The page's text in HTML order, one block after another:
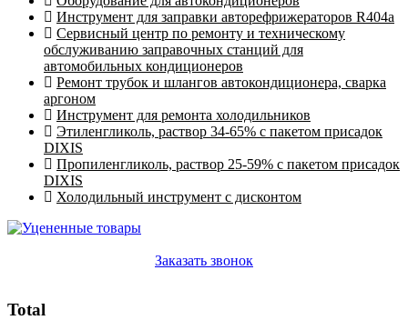
Инструмент для заправки авторефрижераторов R404a
Сервисный центр по ремонту и техническому
обслуживанию заправочных станций для
автомобильных кондиционеров
Ремонт трубок и шлангов автокондиционера, сварка
аргоном
Инструмент для ремонта холодильников
Этиленгликоль, раствор 34-65% с пакетом присадок
DIXIS
Пропиленгликоль, раствор 25-59% с пакетом присадок
DIXIS
Холодильный инструмент с дисконтом
Заказать звонок
Total